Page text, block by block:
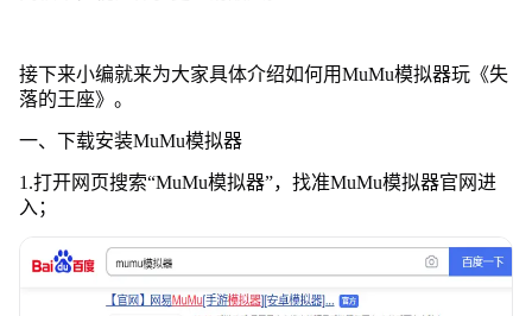
接下来小编就来为大家具体介绍如何用MuMu模拟器玩《失
落的王座》。
一、下载安装MuMu模拟器
1.打开网页搜索“MuMu模拟器”，找准MuMu模拟器官网进
入；